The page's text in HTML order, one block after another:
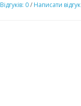
Відгуків: 0/ Написати відгук